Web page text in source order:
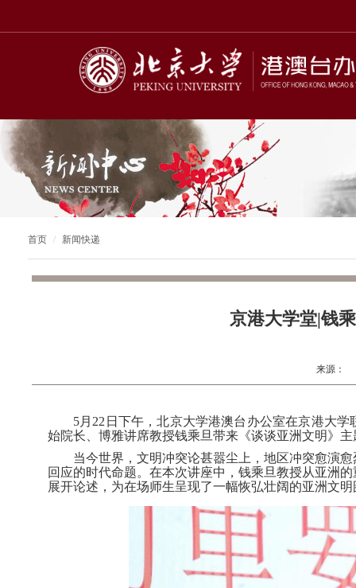
首页 新闻快递
京港大学堂|钱
来源：
5月 22 日下午，北京大学港澳台办公室在京港大学
始院长、博雅讲席教授钱乘旦带来《谈谈亚洲文明》
当今世界，文明冲突论甚嚣尘上，地区冲突愈演
回应的时代命题。在本次讲座中，钱乘旦教授从亚洲
展开论述，为在场师生呈现了一幅恢弘壮阔的亚洲文